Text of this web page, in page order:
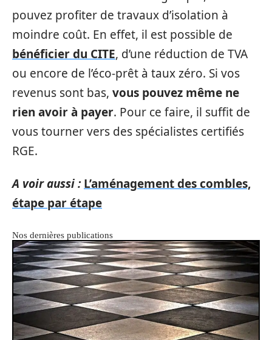
pouvez profiter de travaux d’isolation à
moindre coût. En effet, il est possible de
bénéficier du CITE, d’une réduction de TVA
ou encore de l’éco-prêt à taux zéro. Si vos
revenus sont bas, vous pouvez même ne
rien avoir à payer. Pour ce faire, il suffit de
vous tourner vers des spécialistes certifiés
RGE.
A voir aussi : L’aménagement des combles,
étape par étape
Nos dernières publications